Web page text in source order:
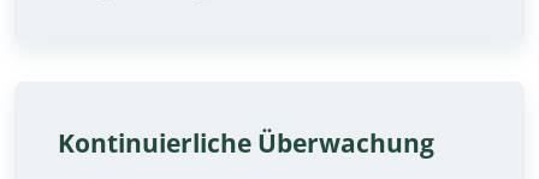
Kontinuierliche Überwachung